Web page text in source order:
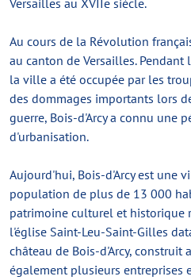
Versailles au XVIIe siècle.
Au cours de la Révolution
au canton de Versailles. Pendant
la ville a été occupée par les
des dommages importants lors
guerre, Bois-d'Arcy a connu une
d'urbanisation.
Aujourd'hui, Bois-d'Arcy est une
population de plus de 13 000
patrimoine culturel et historique
l'église Saint-Leu-Saint-Gilles
château de Bois-d'Arcy, construit
également plusieurs entreprises